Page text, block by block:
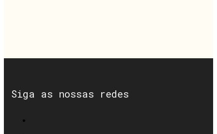
Siga as nossas redes